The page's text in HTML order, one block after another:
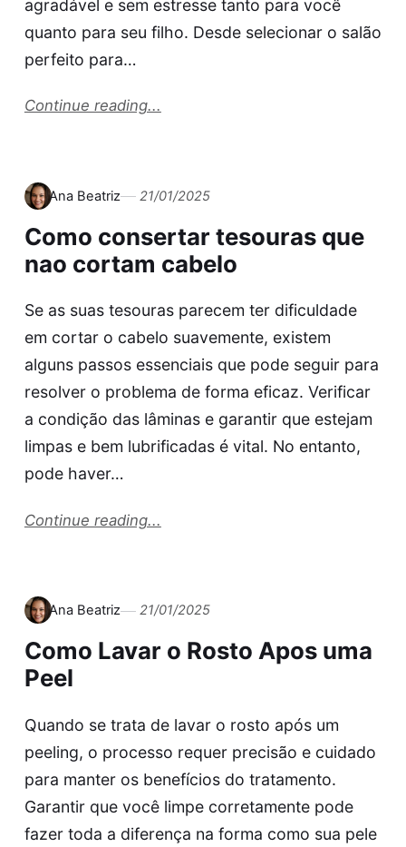
agradável e sem estresse tanto para você
quanto para seu filho. Desde selecionar o salão
perfeito para…
Continue reading...
Ana Beatriz 21/01/2025
Como consertar tesouras que
nao cortam cabelo
Se as suas tesouras parecem ter dificuldade
em cortar o cabelo suavemente, existem
alguns passos essenciais que pode seguir para
resolver o problema de forma eficaz. Verificar
a condição das lâminas e garantir que estejam
limpas e bem lubrificadas é vital. No entanto,
pode haver…
Continue reading...
Ana Beatriz 21/01/2025
Como Lavar o Rosto Apos uma
Peel
Quando se trata de lavar o rosto após um
peeling, o processo requer precisão e cuidado
para manter os benefícios do tratamento.
Garantir que você limpe corretamente pode
fazer toda a diferença na forma como sua pele